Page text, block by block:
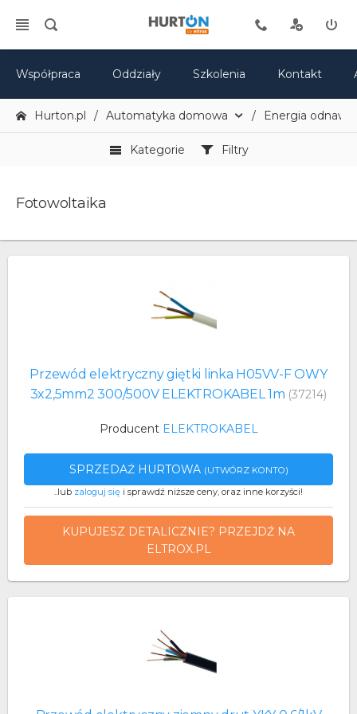
Współpraca Oddziały Szkolenia Kontakt
Hurton.pl Automatyka domowa Energia
Kategorie Filtry
Fotowoltaika
Przewód elektryczny giętki linka H05VV-F OWY
3x2,5mm2 300/500V ELEKTROKABEL 1m (37214)
Producent ELEKTROKABEL
SPRZEDAŻ HURTOWA (UTWÓRZ KONTO)
..lub zaloguj się i sprawdź niższe ceny, oraz inne korzyści!
KUPUJESZ DETALICZNIE? PRZEJDŹ NA
ELTROX.PL